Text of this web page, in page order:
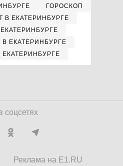
ГОРОСКОП
В ЕКАТЕРИНБУРГЕ
ЕКАТЕРИНБУРГЕ
ЕКАТЕРИНБУРГЕ
соцсетях
Реклама на E1.RU